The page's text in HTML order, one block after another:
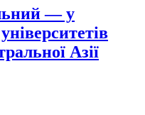
— у
Азії